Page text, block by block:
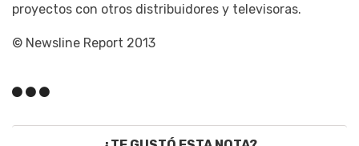
proyectos con otros distribuidores y televisoras.
© Newsline Report 2013